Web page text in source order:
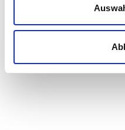
InterCity electric
major milestone: the
completed at Stadle...